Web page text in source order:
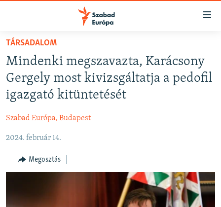
Akadálymentes
Ugrás
fő
oldalra
Ugrás
tartalomjegyzékre
NAPIRENDEN
AKTUÁLIS
PODCASTOK
ELEMZŐ
NER15
SZABADON
TÁRSADALOM
Mindenki megszavazta, Karácsony
Gergely most kivizsgáltatja a pedofil
igazgató kitüntetését
Szabad Európa, Budapest
2024. február 14.
Megosztás
FELIRATKOZÁS
Spotify